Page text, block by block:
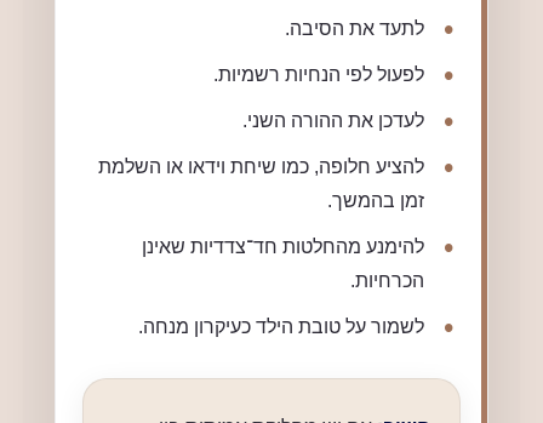
לתעד את הסיבה.
לפעול לפי הנחיות רשמיות.
לעדכן את ההורה השני.
להציע חלופה, כמו שיחת וידאו או השלמת
זמן בהמשך.
להימנע מהחלטות חד־צדדיות שאינן
הכרחיות.
לשמור על טובת הילד כעיקרון מנחה.